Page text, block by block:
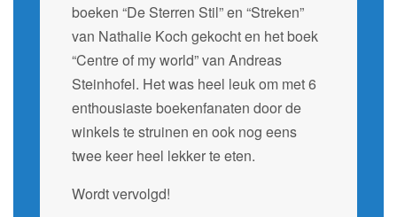
boeken “De Sterren Stil” en “Streken”
van Nathalie Koch gekocht en het boek
“Centre of my world” van Andreas
Steinhofel. Het was heel leuk om met 6
enthousiaste boekenfanaten door de
winkels te struinen en ook nog eens
twee keer heel lekker te eten.
Wordt vervolgd!